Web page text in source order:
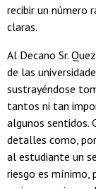
recibir un número
claras.
Al Decano Sr.
de las
sustrayéndose
tantos ni tan
algunos sentidos.
detalles como,
al estudiante un
riesgo es mínimo,